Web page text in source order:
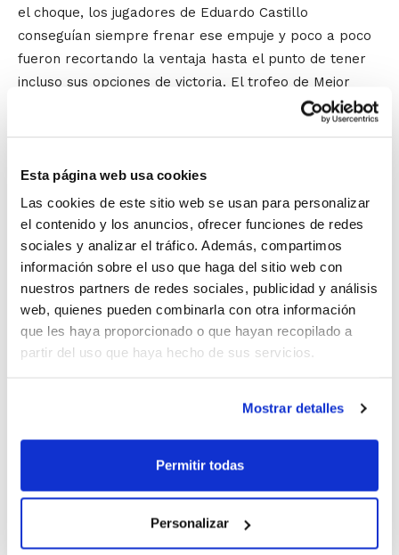
Esta página web usa cookies
Las cookies de este sitio web se usan para personalizar
el contenido y los anuncios, ofrecer funciones de redes
sociales y analizar el tráfico. Además, compartimos
información sobre el uso que haga del sitio web con
nuestros partners de redes sociales, publicidad y análisis
web, quienes pueden combinarla con otra información
que les haya proporcionado o que hayan recopilado a
partir del uso que haya hecho de sus servicios.
Mostrar detalles
Permitir todas
Personalizar
el choque, los jugadores de Eduardo Castillo
conseguían siempre frenar ese empuje y poco a poco
fueron recortando la ventaja hasta el punto de tener
incluso sus opciones de victoria. El trofeo de Mejor
Jugador ha sido para Pablo Murcia, del N.B. Xàtiva.
Muy igualada también la Final entre Club Bàsquet
Sueca y C.B. Xirivella. Los de La Ribera, liderados por
Carles Marín (MVP), han coronado un excelente
partido con un triunfo que estuvo al alcance de ambos
equipos, pero que en los instantes finales se terminó
decantando para el C.B. Sueca por 55-62.
SENIOR MASCULINO PREFERENTE
C.B. Escolapias ha sumado un nuevo título a su
victoria en Senior Masculino Preferente ante C.B.
dedicándose en la segunda parte a conservar la
ventaja conseguida. Trofeo de Mejor Jugador para
Manuel León.